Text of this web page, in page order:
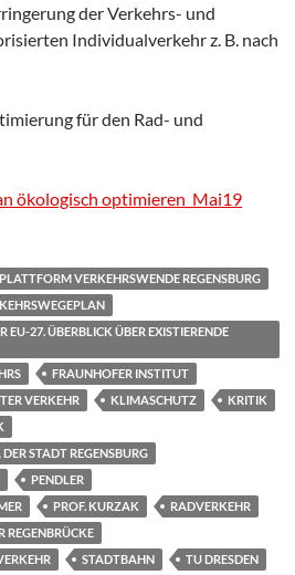
der Verkehrs- und
Individualverkehr z. B. nach
für den Rad- und
ökologisch optimieren_Mai19
VERKEHRSWENDE REGENSBURG
EU-27. ÜBERBLICK ÜBER EXISTIERENDE
FRAUNHOFER INSTITUT
VERKEHR KLIMASCHUTZ
KRITIK
STADT REGENSBURG
PENDLER
PROF. KURZAK
RADVERKEHR
REGENBRÜCKE
STADTBAHN
TU DRESDEN